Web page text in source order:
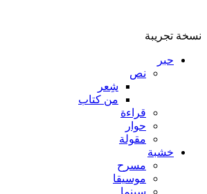
نسخة تجريبة
حبر
نص
شِعر
من كتاب
قراءة
حوار
مقولة
خشبة
مسرح
موسيقا
سينما